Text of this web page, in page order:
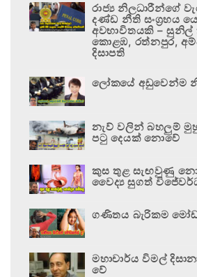
රාජ්‍ය නිලධාරීන්ගේ
දණ්ඩ නීති සංග්‍රහය
අවභාවිතයකි –
කොළඹ, රත්නපුර,
දිසාපති
ලෝකයේ අඩුවෙන්ම
නැව් වලින් බහලුම්
පටු දෙයක් නොවේ
කුස තුළ සැඟවුණු
වෛද්‍ය සුගත්
ගණිතය බැරිකම
මහාචාර්ය විමල්
වේ